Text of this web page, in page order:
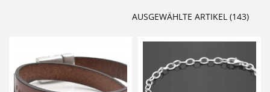
AUSGEWÄHLTE ARTIKEL (143)